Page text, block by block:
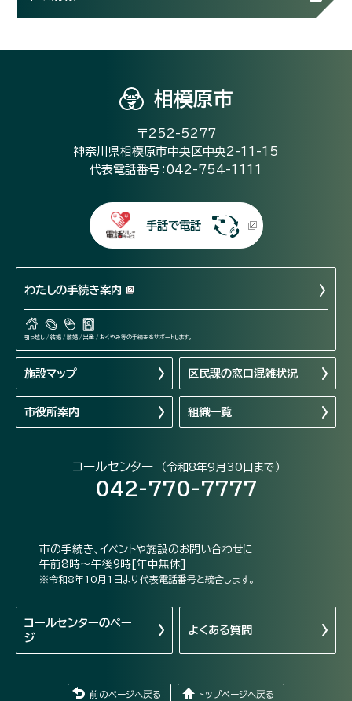
相模原市
〒252-5277
神奈川県相模原市中央区中央2-11-15
代表電話番号：042-754-1111
手話で電話
わたしの手続き案内
引っ越し / 結婚 / 離婚 / 出産 / おくやみ等の手続きをサポートします。
施設マップ 区民課の窓口混雑状況
市役所案内 組織一覧
コールセンター （令和8年9月30日まで）
042-770-7777
市の手続き、イベントや施設のお問い合わせに
午前8時～午後9時[年中無休]
※令和8年10月1日より代表電話番号と統合します。
コールセンターのペー
ジ
よくある質問
前のページへ戻る トップページへ戻る